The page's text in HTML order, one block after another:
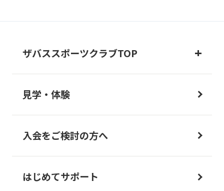
ザバススポーツクラブTOP
見学・体験
入会をご検討の方へ
はじめてサポート